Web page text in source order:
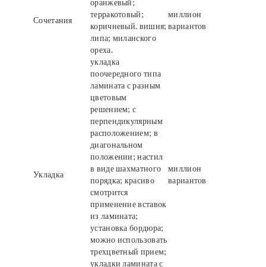
Сочетания
оранжевый;
терракотовый;
коричневый. вишня;
липа; миланского
ореха.
миллион
вариантов
Укладка
укладка
поочередного типа
ламината с разным
цветовым
решением; с
перпендикулярным
расположением; в
диагональном
положении; настил
в виде шахматного
порядка; красиво
смотрится
применение вставок
из ламината;
установка бордюра;
можно использовать
трехцветный прием;
укладки ламината с
миллион
вариантов